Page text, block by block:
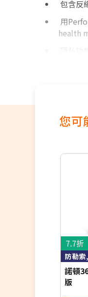
包含反
用
health
隱私
臺灣銷
完整
此商品不會有實
務必填寫正確
您可
7.7折
諾頓
版